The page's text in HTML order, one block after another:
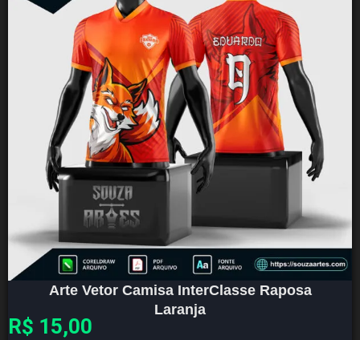
Arte Vetor Camisa InterClasse Raposa
Laranja
R$ 15,00